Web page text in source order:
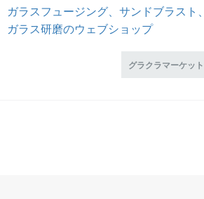
ガラスフュージング、サンドブラスト、
ガラス研磨のウェブショップ
グラクラマーケット